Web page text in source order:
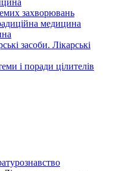
захворювань
медицина
засоби. Лікарські
і поради цілителів